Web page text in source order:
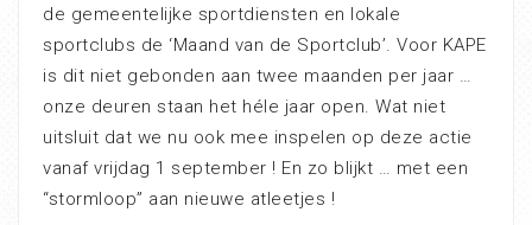
de gemeentelijke sportdiensten en lokale
sportclubs de ‘Maand van de Sportclub’. Voor KAPE
is dit niet gebonden aan twee maanden per jaar …
onze deuren staan het héle jaar open. Wat niet
uitsluit dat we nu ook mee inspelen op deze actie
vanaf vrijdag 1 september ! En zo blijkt … met een
“stormloop” aan nieuwe atleetjes !